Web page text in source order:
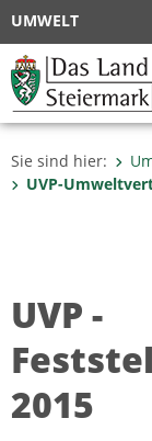
UMWELT
Sie sind hier:
UVP-
UVP -
2015